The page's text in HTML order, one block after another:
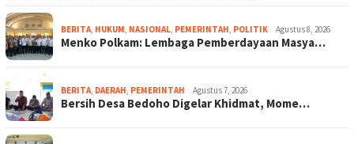
BERITA, HUKUM, NASIONAL, PEMERINTAH, POLITIK Agustus 8, 2026
Menko Polkam: Lembaga Pemberdayaan Masya…
BERITA, DAERAH, PEMERINTAH Agustus 7, 2026
Bersih Desa Bedoho Digelar Khidmat, Mome…